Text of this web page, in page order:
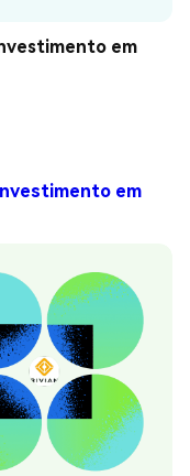
em
em